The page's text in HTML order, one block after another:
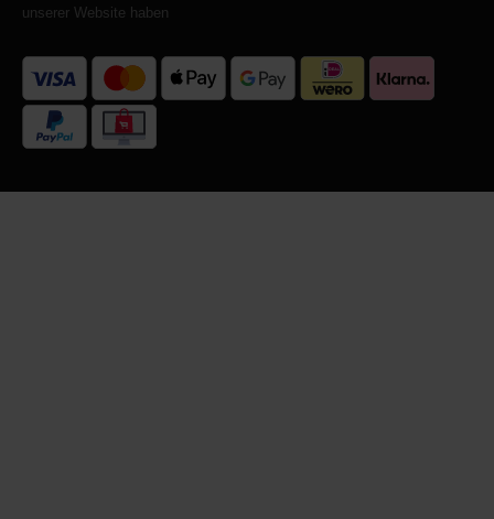
unserer Website haben